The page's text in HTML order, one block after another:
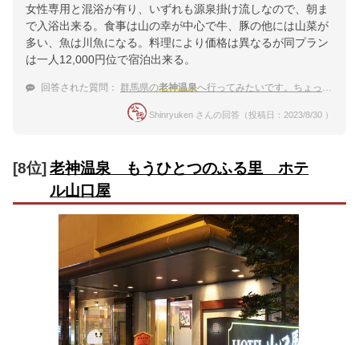
女性専用と混浴が有り、いずれも源泉掛け流しなので、朝ま
で入浴出来る。食事は山の幸が中心で牛、豚の他には山菜が
多い、魚は川魚になる。料理により価格は異なるが同プラン
は一人12,000円位で宿泊出来る。
回答された質問： 群馬県の老神温泉へ行ってみたいです。ちょっと高くても良い宿を知りたいです。
Shinryuken さんの回答（投稿日：2023/8/30 ）
[8位] 老神温泉 もうひとつのふる里 ホテ
ル山口屋